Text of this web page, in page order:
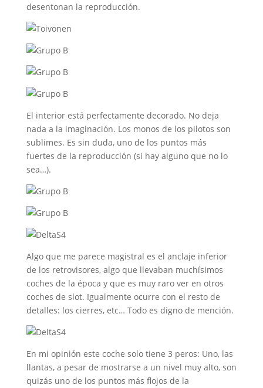
desentonan la reproducción.
El interior está perfectamente decorado. No deja
nada a la imaginación. Los monos de los pilotos son
sublimes. Es sin duda, uno de los puntos más
fuertes de la reproducción (si hay alguno que no lo
sea…).
Algo que me parece magistral es el anclaje inferior
de los retrovisores, algo que llevaban muchísimos
coches de la época y que es muy raro ver en otros
coches de slot. Igualmente ocurre con el resto de
detalles: los cierres, etc… Todo es digno de mención.
En mi opinión este coche solo tiene 3 peros: Uno, las
llantas, a pesar de mostrarse a un nivel muy alto, son
quizás uno de los puntos más flojos de la